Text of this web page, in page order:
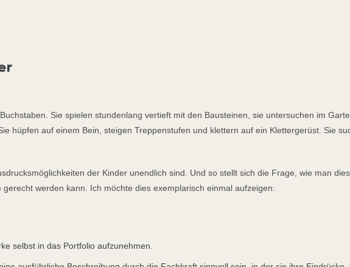
Sie spielen stundenlang vertieft mit den Bausteinen, sie untersuchen im
hüpfen auf einem Bein, steigen Treppenstufen und klettern auf ein Klettergerüst. Sie
der Kinder unendlich sind. Und so stellt sich die Frage, wie man
werden kann. Ich möchte dies exemplarisch einmal aufzeigen:
selbst in das Portfolio aufzunehmen.